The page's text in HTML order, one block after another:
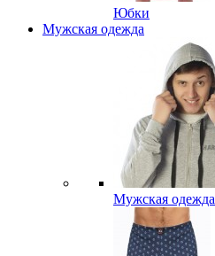
Юбки
Мужская одежда
Мужская одежда